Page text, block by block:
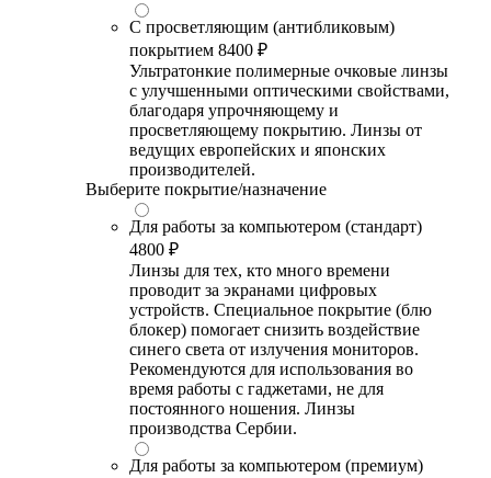
С просветляющим (антибликовым)
покрытием 8400 ₽
Ультратонкие полимерные очковые линзы
с улучшенными оптическими свойствами,
благодаря упрочняющему и
просветляющему покрытию. Линзы от
ведущих европейских и японских
производителей.
Выберите покрытие/назначение
Для работы за компьютером (стандарт)
4800 ₽
Линзы для тех, кто много времени
проводит за экранами цифровых
устройств. Специальное покрытие (блю
блокер) помогает снизить воздействие
синего света от излучения мониторов.
Рекомендуются для использования во
время работы с гаджетами, не для
постоянного ношения. Линзы
производства Сербии.
Для работы за компьютером (премиум)